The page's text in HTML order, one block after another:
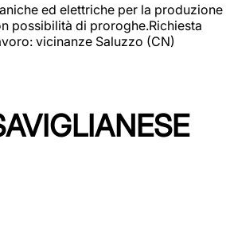
ed elettriche per la produzione
possibilità di proroghe.Richiesta
vicinanze Saluzzo (CN)